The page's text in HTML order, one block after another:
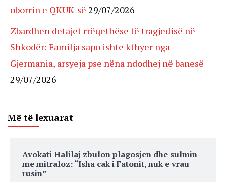
oborrin e QKUK-së 29/07/2026
Zbardhen detajet rrëqethëse të tragjedisë në
Shkodër: Familja sapo ishte kthyer nga
Gjermania, arsyeja pse nëna ndodhej në banesë
29/07/2026
Më të lexuarat
Avokati Halilaj zbulon plagosjen dhe sulmin
me mitraloz: “Isha cak i Fatonit, nuk e vrau
rusin”